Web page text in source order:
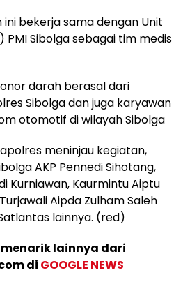
bekerja sama dengan Unit
PMI Sibolga sebagai tim medis
darah berasal dari
Sibolga dan juga karyawan
otomotif di wilayah Sibolga
meninjau kegiatan,
AKP Pennedi Sihotang,
Kurniawan, Kaurmintu Aiptu
Aipda Zulham Saleh
lainnya. (red)
lainnya dari
di GOOGLE NEWS